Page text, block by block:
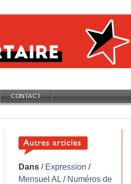
CONTACT
Dans / Expression /
Mensuel AL / Numéros de